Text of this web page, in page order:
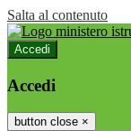
Salta al contenuto
Accedi
Accedi
button close ×